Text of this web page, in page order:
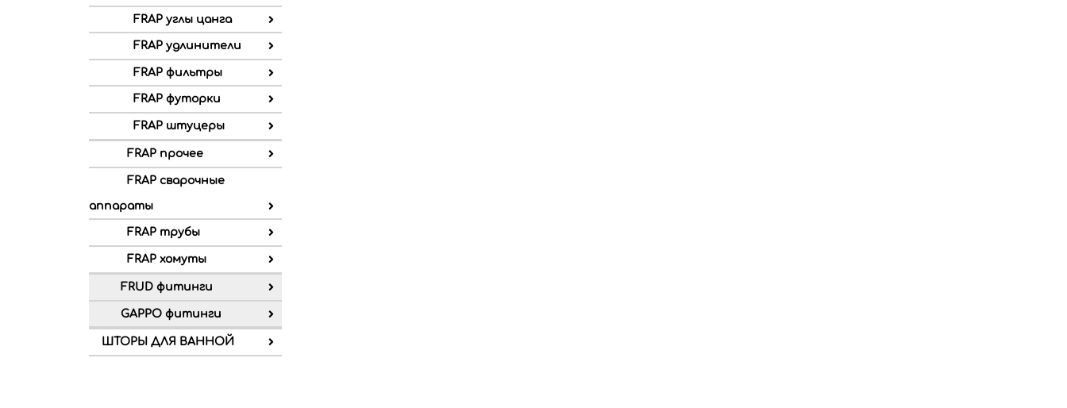
FRAP углы цанга
FRAP удлинители
FRAP фильтры
FRAP футорки
FRAP штуцеры
FRAP прочее
FRAP сварочные
аппараты
FRAP трубы
FRAP хомуты
FRUD фитинги
GAPPO фитинги
ШТОРЫ ДЛЯ ВАННОЙ